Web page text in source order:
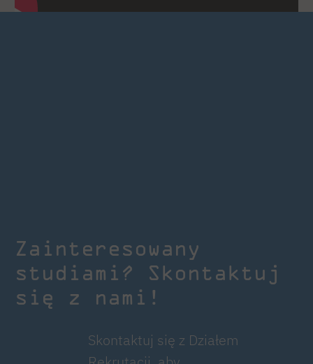
Zainteresowany
studiami? Skontaktuj
się z nami!
Skontaktuj się z Działem